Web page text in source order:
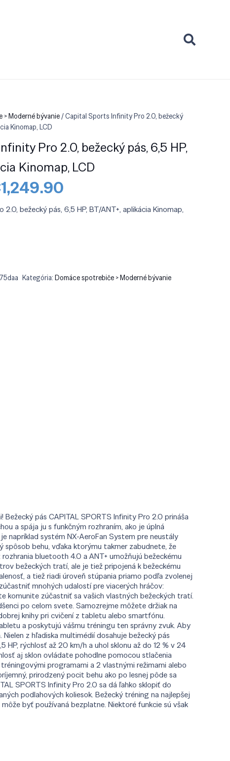
> Moderné bývanie/ Capital Sports Infinity Pro 2.0, bežecký
Kinomap, LCD
Pro 2.0, bežecký pás, 6,5 HP,
Kinomap, LCD
1,249.90
je:
€1,249.90.
bežecký pás, 6,5 HP, BT/ANT+, aplikácia Kinomap,
Kategória:Domáce spotrebiče > Moderné bývanie
pás CAPITAL SPORTS Infinity Pro 2.0 prináša
a spája ju s funkčným rozhraním, ako je úplná
napríklad systém NX-AeroFan System pre neustály
behu, vďaka ktorýmu takmer zabudnete, že
bluetooth 4.0 a ANT+ umožňujú bežeckému
bežeckých tratí, ale je tiež pripojená k bežeckému
a tiež riadi úroveň stúpania priamo podľa zvolenej
mnohých udalostí pre viacerých hráčov:
komunite zúčastniť sa vašich vlastných bežeckých tratí.
po celom svete. Samozrejme môžete držiak na
knihy pri cvičení z tabletu alebo smartfónu.
a poskytujú vášmu tréningu ten správny zvuk. Aby
z hľadiska multimédií dosahuje bežecký pás
rýchlosť až 20 km/h a uhol sklonu až do 12 % v 24
aj sklon ovládate pohodlne pomocou stlačenia
programami a 2 vlastnými režimami alebo
prirodzený pocit behu ako po lesnej pôde sa
SPORTS Infinity Pro 2.0 sa dá ľahko sklopiť do
podlahových koliesok. Bežecký tréning na najlepšej
byť používaná bezplatne. Niektoré funkcie sú však